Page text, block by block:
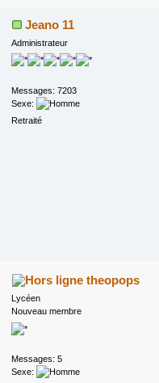
Jeano 11
Administrateur
Messages: 7203
Sexe:
Retraité
theopops
Lycéen
Nouveau membre
Messages: 5
Sexe: